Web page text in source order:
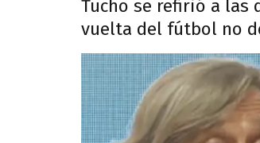
Tucho se refirió a las
vuelta del fútbol no